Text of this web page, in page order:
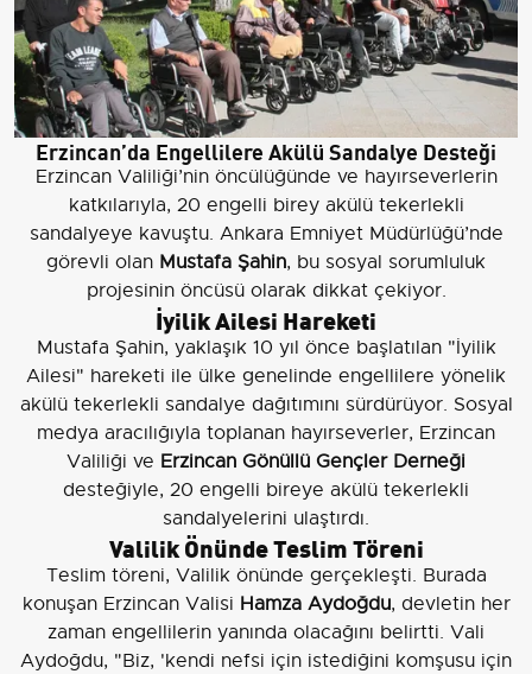
Erzincan’da Engellilere Akülü Sandalye Desteği
Erzincan Valiliği’nin öncülüğünde ve hayırseverlerin
katkılarıyla, 20 engelli birey akülü tekerlekli
sandalyeye kavuştu. Ankara Emniyet Müdürlüğü’nde
görevli olan Mustafa Şahin, bu sosyal sorumluluk
projesinin öncüsü olarak dikkat çekiyor.
İyilik Ailesi Hareketi
Mustafa Şahin, yaklaşık 10 yıl önce başlatılan "İyilik
Ailesi" hareketi ile ülke genelinde engellilere yönelik
akülü tekerlekli sandalye dağıtımını sürdürüyor. Sosyal
medya aracılığıyla toplanan hayırseverler, Erzincan
Valiliği ve Erzincan Gönüllü Gençler Derneği
desteğiyle, 20 engelli bireye akülü tekerlekli
sandalyelerini ulaştırdı.
Valilik Önünde Teslim Töreni
Teslim töreni, Valilik önünde gerçekleşti. Burada
konuşan Erzincan Valisi Hamza Aydoğdu, devletin her
zaman engellilerin yanında olacağını belirtti. Vali
Aydoğdu, "Biz, 'kendi nefsi için istediğini komşusu için